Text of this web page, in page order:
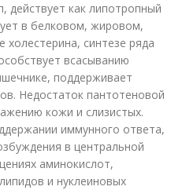
действует как липотропный
в белковом, жировом,
синтезе ряда
всасыванию
поддерживает
Недостаток пантотеновой
кожи и слизистых.
иммунного ответа,
в центральной
аминокислот,
и нуклеиновых